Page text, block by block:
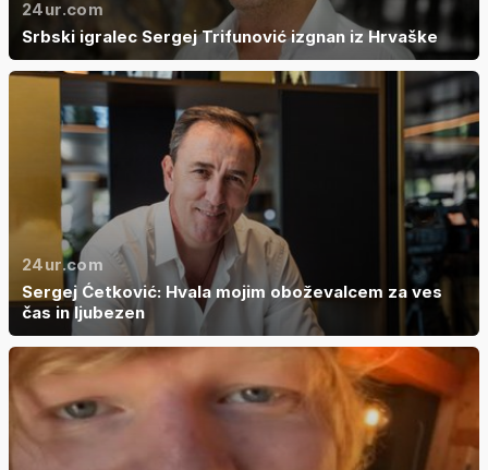
24ur.com
Srbski igralec Sergej Trifunović izgnan iz Hrvaške
24ur.com
Sergej Ćetković: Hvala mojim oboževalcem za ves
čas in ljubezen